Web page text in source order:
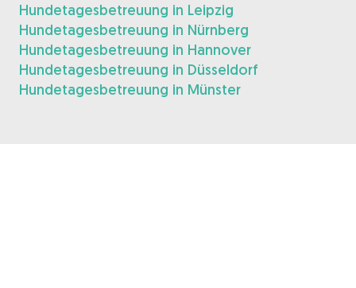
Hundetagesbetreuung in Leipzig
Hundetagesbetreuung in Nürnberg
Hundetagesbetreuung in Hannover
Hundetagesbetreuung in Düsseldorf
Hundetagesbetreuung in Münster